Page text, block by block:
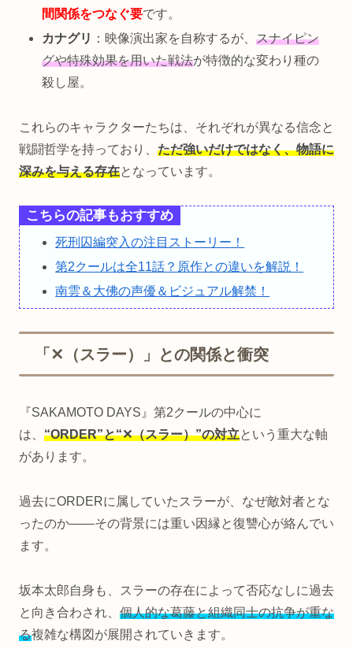
間関係をつなぐ要です。
カナグリ ：映像演出家を自称するが、スナイピン
グや特殊効果を用いた戦法が特徴的な変わり種の
殺し屋。
これらのキャラクターたちは、それぞれが異なる信念と
戦闘哲学を持っており、 ただ強いだけではなく、物語に
深みを与える存在となっています。
こちらの記事もおすすめ
死刑囚編突入の注目ストーリー！
第2クールは全11話？原作との違いを解説！
南雲＆大佛の声優＆ビジュアル解禁！
「✕（スラー）」との関係と衝突
『SAKAMOTO DAYS』第2クールの中心に
は、 “ORDER”と“✕（スラー）”の対立という重大な軸
があります。
過去にORDERに属していたスラーが、なぜ敵対者とな
ったのか——その背景には重い因縁と復讐心が絡んでい
ます。
坂本太郎自身も、スラーの存在によって否応なしに過去
と向き合わされ、 個人的な葛藤と組織同士の抗争が重な
る複雑な構図が展開されていきます。